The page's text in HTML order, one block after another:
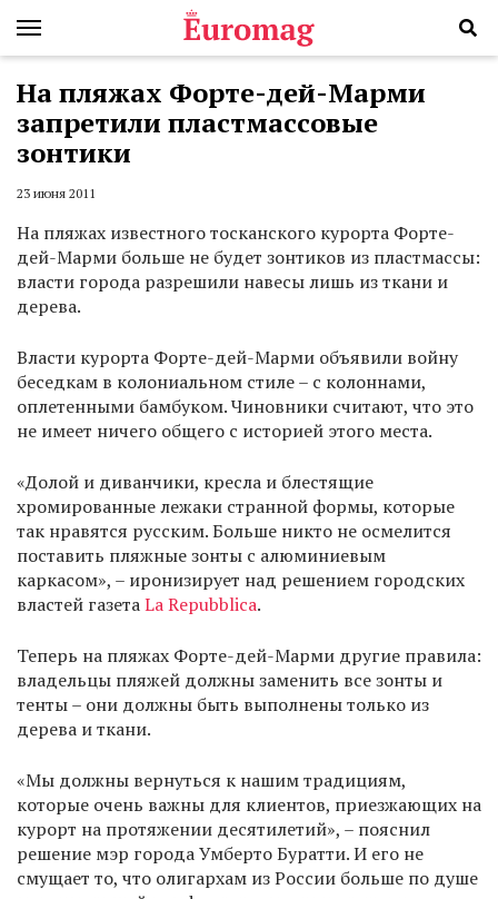
На пляжах Форте-дей-Марми
запретили пластмассовые
зонтики
23 июня 2011
На пляжах известного тосканского курорта Форте-
дей-Марми больше не будет зонтиков из пластмассы:
власти города разрешили навесы лишь из ткани и
дерева.
Власти курорта Форте-дей-Марми объявили войну
беседкам в колониальном стиле – с колоннами,
оплетенными бамбуком. Чиновники считают, что это
не имеет ничего общего с историей этого места.
«Долой и диванчики, кресла и блестящие
хромированные лежаки странной формы, которые
так нравятся русским. Больше никто не осмелится
поставить пляжные зонты с алюминиевым
каркасом», – иронизирует над решением городских
властей газетаLa Repubblica.
Теперь на пляжах Форте-дей-Марми другие правила:
владельцы пляжей должны заменить все зонты и
тенты – они должны быть выполнены только из
дерева и ткани.
«Мы должны вернуться к нашим традициям,
которые очень важны для клиентов, приезжающих на
курорт на протяжении десятилетий», – пояснил
решение мэр города Умберто Буратти. И его не
смущает то, что олигархам из России больше по душе